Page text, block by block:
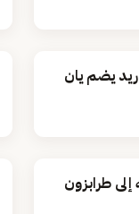
يضم يان
طرابزون